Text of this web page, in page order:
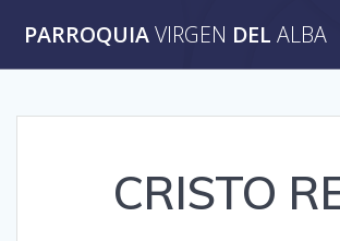
al
PARROQUIAVIRGEN DEL ALBA
CRISTO